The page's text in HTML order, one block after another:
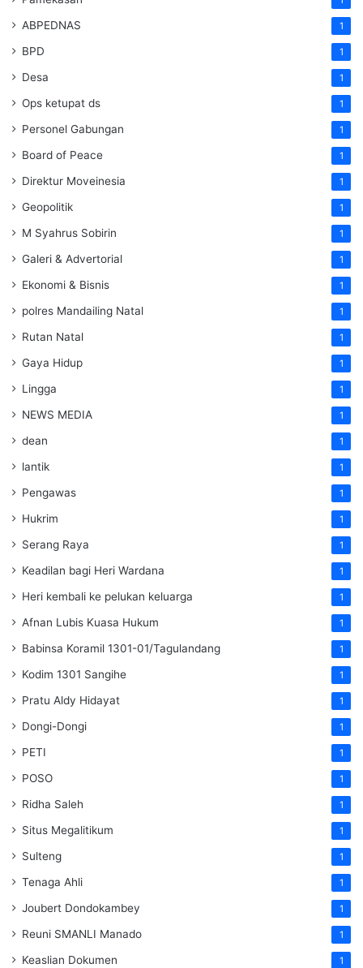
ABPEDNAS 1
BPD 1
Desa 1
Ops ketupat ds 1
Personel Gabungan 1
Board of Peace 1
Direktur Moveinesia 1
Geopolitik 1
M Syahrus Sobirin 1
Galeri & Advertorial 1
Ekonomi & Bisnis 1
polres Mandailing Natal 1
Rutan Natal 1
Gaya Hidup 1
Lingga 1
NEWS MEDIA 1
dean 1
lantik 1
Pengawas 1
Hukrim 1
Serang Raya 1
Keadilan bagi Heri Wardana 1
Heri kembali ke pelukan keluarga 1
Afnan Lubis Kuasa Hukum 1
Babinsa Koramil 1301-01/Tagulandang 1
Kodim 1301 Sangihe 1
Pratu Aldy Hidayat 1
Dongi-Dongi 1
PETI 1
POSO 1
Ridha Saleh 1
Situs Megalitikum 1
Sulteng 1
Tenaga Ahli 1
Joubert Dondokambey 1
Reuni SMANLI Manado 1
Keaslian Dokumen 1